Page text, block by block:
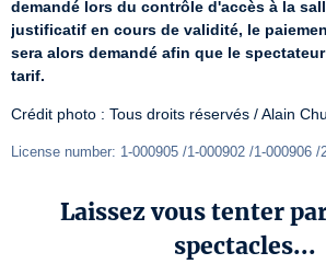
demandé lors du contrôle d'accès à la
justificatif en cours de validité, le
sera alors demandé afin que le
tarif.
Crédit photo : Tous droits réservés / Alain
License number: 1-000905 /1-000902 /1-000906 /
Laissez vous tenter
spectacles...